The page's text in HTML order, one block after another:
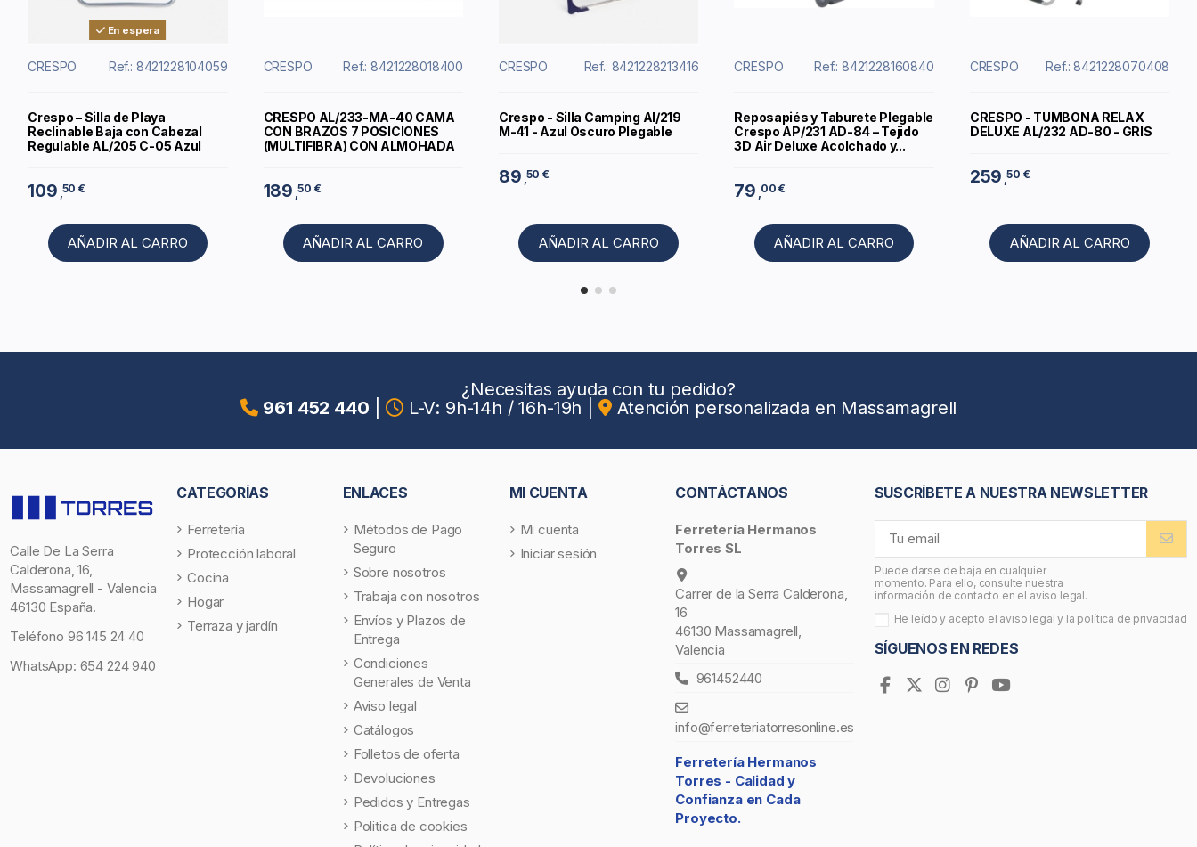
En espera
CRESPO Ref.: 8421228104059
Crespo – Silla de Playa
Reclinable Baja con Cabezal
Regulable AL/205 C-05 Azul
109 ,50 €
AÑADIR AL CARRO
CRESPO Ref.: 8421228018400
CRESPO AL/233-MA-40 CAMA
CON BRAZOS 7 POSICIONES
(MULTIFIBRA) CON ALMOHADA
189 ,50 €
AÑADIR AL CARRO
CRESPO Ref.: 8421228213416
Crespo - Silla Camping Al/219
M-41 - Azul Oscuro Plegable
89 ,50 €
AÑADIR AL CARRO
CRESPO Ref.: 8421228160840
Reposapiés y Taburete Plegable
Crespo AP/231 AD-84 – Tejido
3D Air Deluxe Acolchado y...
79 ,00 €
AÑADIR AL CARRO
CRESPO Ref.: 8421228070408
CRESPO - TUMBONA RELAX
DELUXE AL/232 AD-80 - GRIS
259 ,50 €
AÑADIR AL CARRO
¿Necesitas ayuda con tu pedido?
961 452 440
L-V: 9h-14h / 16h-19h Atención personalizada en Massamagrell
Calle De La Serra
Calderona, 16,
Massamagrell - Valencia
46130 España.
Teléfono 96 145 24 40
WhatsApp: 654 224 940
CATEGORÍAS
Ferretería
Protección laboral
Cocina
Hogar
Terraza y jardín
ENLACES
Métodos de Pago
Seguro
Sobre nosotros
Trabaja con nosotros
Envíos y Plazos de
Entrega
Condiciones
Generales de Venta
Aviso legal
Catálogos
Folletos de oferta
Devoluciones
Pedidos y Entregas
Politica de cookies
MI CUENTA
Mi cuenta
Iniciar sesión
CONTÁCTANOS
Ferretería Hermanos
Torres SL
Carrer de la Serra Calderona,
16
46130 Massamagrell,
Valencia
961452440
info@ferreteriatorresonline.es
Ferretería Hermanos
Torres - Calidad y
Confianza en Cada
Proyecto.
SUSCRÍBETE A NUESTRA NEWSLETTER
Puede darse de baja en cualquier
momento. Para ello, consulte nuestra
información de contacto en el aviso legal.
He leído y acepto el aviso legal y la política de privacidad
SÍGUENOS EN REDES